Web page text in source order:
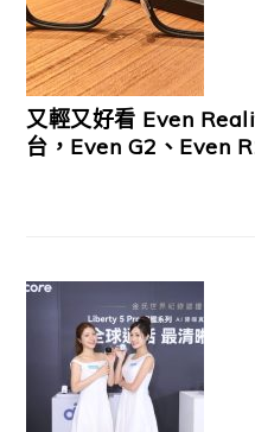
又輕又好看 Even
台，Even G2、Even